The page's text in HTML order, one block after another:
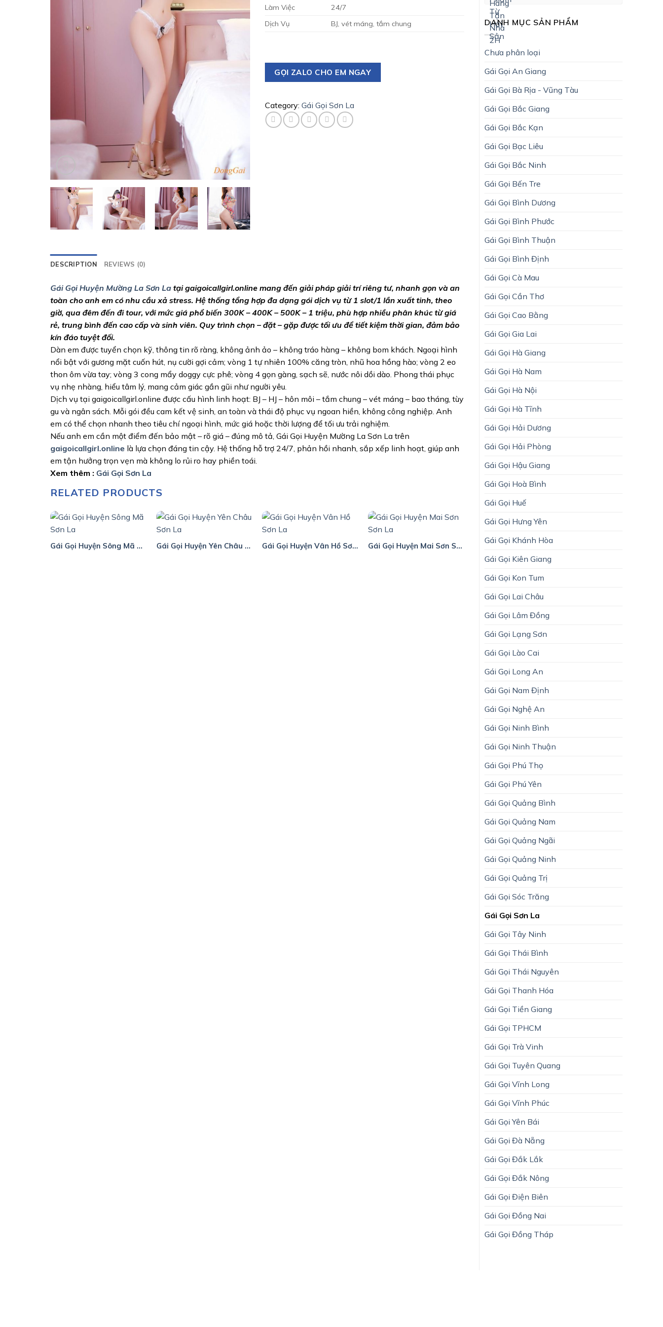
DANH MỤC SẢN PHẨM
Chưa phân loại
Gái Gọi An Giang
Gái Gọi Bà Rịa - Vũng Tàu
Gái Gọi Bắc Giang
Gái Gọi Bắc Kạn
Gái Gọi Bạc Liêu
Gái Gọi Bắc Ninh
Gái Gọi Bến Tre
Gái Gọi Bình Dương
Gái Gọi Bình Phước
Gái Gọi Bình Thuận
Gái Gọi Bình Định
Gái Gọi Cà Mau
Gái Gọi Cần Thơ
Gái Gọi Cao Bằng
Gái Gọi Gia Lai
Gái Gọi Hà Giang
Gái Gọi Hà Nam
Gái Gọi Hà Nội
Gái Gọi Hà Tĩnh
Gái Gọi Hải Dương
Gái Gọi Hải Phòng
Gái Gọi Hậu Giang
Gái Gọi Hoà Bình
Gái Gọi Huế
Gái Gọi Hưng Yên
Gái Gọi Khánh Hòa
Gái Gọi Kiên Giang
Gái Gọi Kon Tum
Gái Gọi Lai Châu
Gái Gọi Lâm Đồng
Gái Gọi Lạng Sơn
Gái Gọi Lào Cai
Gái Gọi Long An
Gái Gọi Nam Định
Gái Gọi Nghệ An
Gái Gọi Ninh Bình
Gái Gọi Ninh Thuận
Gái Gọi Phú Thọ
Gái Gọi Phú Yên
Gái Gọi Quảng Bình
Gái Gọi Quảng Nam
Gái Gọi Quảng Ngãi
Gái Gọi Quảng Ninh
Gái Gọi Quảng Trị
Gái Gọi Sóc Trăng
Gái Gọi Sơn La
Gái Gọi Tây Ninh
Gái Gọi Thái Bình
Gái Gọi Thái Nguyên
Gái Gọi Thanh Hóa
Gái Gọi Tiền Giang
Gái Gọi TPHCM
Gái Gọi Trà Vinh
Gái Gọi Tuyên Quang
Gái Gọi Vĩnh Long
Gái Gọi Vĩnh Phúc
Gái Gọi Yên Bái
Gái Gọi Đà Nẵng
Gái Gọi Đắk Lắk
Gái Gọi Đắk Nông
Gái Gọi Điện Biên
Gái Gọi Đồng Nai
Gái Gọi Đồng Tháp
Làm Việc
24/7
Dịch Vụ
BJ, vét máng, tắm chung
GỌI ZALO CHO EM NGAY
Category: Gái Gọi Sơn La
DESCRIPTION REVIEWS (0)
Gái Gọi Huyện Mường La Sơn La tại gaigoicallgirl.online mang đến giải pháp giải trí riêng tư, nhanh gọn và an
toàn cho anh em có nhu cầu xả stress. Hệ thống tổng hợp đa dạng gói dịch vụ từ 1 slot/1 lần xuất tinh, theo
giờ, qua đêm đến đi tour, với mức giá phổ biến 300K – 400K – 500K – 1 triệu, phù hợp nhiều phân khúc từ giá
rẻ, trung bình đến cao cấp và sinh viên. Quy trình chọn – đặt – gặp được tối ưu để tiết kiệm thời gian, đảm bảo
kín đáo tuyệt đối.
Dàn em được tuyển chọn kỹ, thông tin rõ ràng, không ảnh ảo – không tráo hàng – không bom khách. Ngoại hình
nổi bật với gương mặt cuốn hút, nụ cười gợi cảm; vòng 1 tự nhiên 100% căng tròn, nhũ hoa hồng hào; vòng 2 eo
thon ôm vừa tay; vòng 3 cong mẩy doggy cực phê; vòng 4 gọn gàng, sạch sẽ, nước nôi dồi dào. Phong thái phục
vụ nhẹ nhàng, hiểu tâm lý, mang cảm giác gần gũi như người yêu.
Dịch vụ tại gaigoicallgirl.online được cấu hình linh hoạt: BJ – HJ – hôn môi – tắm chung – vét máng – bao tháng, tùy
gu và ngân sách. Mỗi gói đều cam kết vệ sinh, an toàn và thái độ phục vụ ngoan hiền, không công nghiệp. Anh
em có thể chọn nhanh theo tiêu chí ngoại hình, mức giá hoặc thời lượng để tối ưu trải nghiệm.
Nếu anh em cần một điểm đến bảo mật – rõ giá – đúng mô tả, Gái Gọi Huyện Mường La Sơn La trên
gaigoicallgirl.online là lựa chọn đáng tin cậy. Hệ thống hỗ trợ 24/7, phản hồi nhanh, sắp xếp linh hoạt, giúp anh
em tận hưởng trọn vẹn mà không lo rủi ro hay phiền toái.
Xem thêm : Gái Gọi Sơn La
RELATED PRODUCTS
Gái Gọi Huyện Sông Mã Sơn La Gái Gọi Huyện Yên Châu Sơn La Gái Gọi Huyện Vân Hồ Sơn La Gái Gọi Huyện Mai Sơn Sơn La